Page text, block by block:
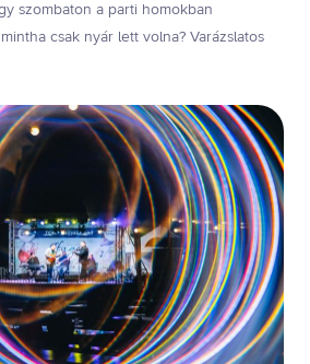
szombaton a parti homokban
csak nyár lett volna? Varázslatos